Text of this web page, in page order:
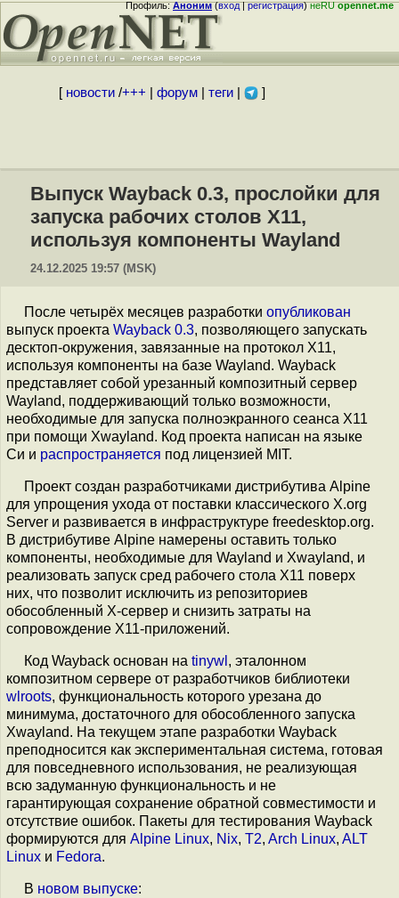
Профиль:Аноним(вход|регистрация)неRUopennet.me
[ новости/+++ форум| теги| ]
Выпуск Wayback 0.3, прослойки для
запуска рабочих столов X11,
используя компоненты Wayland
24.12.2025 19:57 (MSK)
После четырёх месяцев разработки опубликован
выпуск проекта Wayback 0.3, позволяющего запускать
десктоп-окружения, завязанные на протокол X11,
используя компоненты на базе Wayland. Wayback
представляет собой урезанный композитный сервер
Wayland, поддерживающий только возможности,
необходимые для запуска полноэкранного сеанса X11
при помощи Xwayland. Код проекта написан на языке
Си и распространяется под лицензией MIT.
Проект создан разработчиками дистрибутива Alpine
для упрощения ухода от поставки классического X.org
Server и развивается в инфраструктуре freedesktop.org.
В дистрибутиве Alpine намерены оставить только
компоненты, необходимые для Wayland и Xwayland, и
реализовать запуск сред рабочего стола X11 поверх
них, что позволит исключить из репозиториев
обособленный X-сервер и снизить затраты на
сопровождение X11-приложений.
Код Wayback основан на tinywl , эталонном
композитном сервере от разработчиков библиотеки
wlroots, функциональность которого урезана до
минимума, достаточного для обособленного запуска
Xwayland. На текущем этапе разработки Wayback
преподносится как экспериментальная система, готовая
для повседневного использования, не реализующая
всю задуманную функциональность и не
гарантирующая сохранение обратной совместимости и
отсутствие ошибок. Пакеты для тестирования Wayback
формируются для Alpine Linux, Nix, T2, Arch Linux, ALT
Linux и Fedora.
В новом выпуске: